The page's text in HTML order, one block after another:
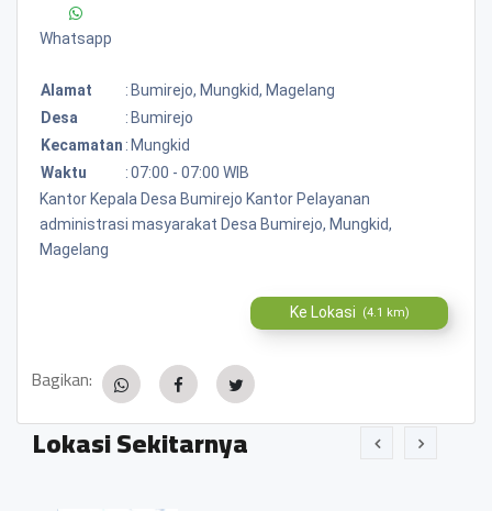
Whatsapp
Alamat : Bumirejo, Mungkid, Magelang
Desa
: Bumirejo
Kecamatan : Mungkid
Waktu
:07:00 - 07:00 WIB
Kantor Kepala Desa Bumirejo Kantor Pelayanan
administrasi masyarakat Desa Bumirejo, Mungkid,
Magelang
Ke Lokasi (4.1 km)
Bagikan:
Lokasi Sekitarnya